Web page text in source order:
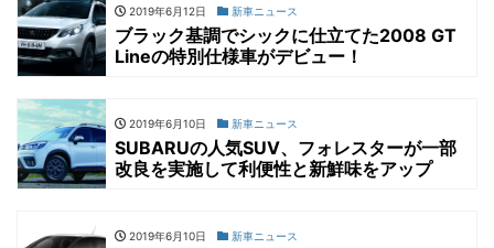
2019年6月12日 新車ニュース
ブラック基調でシックに仕立てた2008 GT
Lineの特別仕様車がデビュー！
2019年6月10日 新車ニュース
SUBARUの人気SUV、フォレスターが一部
改良を実施して利便性と新鮮味をアップ
2019年6月10日 新車ニュース